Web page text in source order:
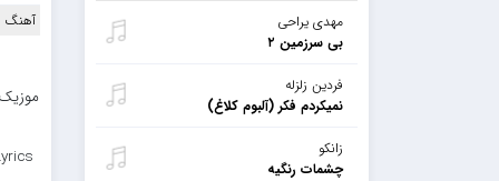
مهدی یراحی
بی سرزمین ۲
فردین زلزله
نمیکردم فکر (آلبوم کلاغ)
زانکو
چشمات رنگیه
آهنگ